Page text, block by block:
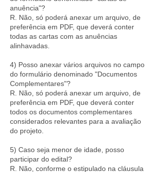
anuência"?
R. Não, só poderá anexar um arquivo, de
preferência em PDF, que deverá conter
todas as cartas com as anuências
alinhavadas.
4) Posso anexar vários arquivos no campo
do formulário denominado "Documentos
Complementares"?
R. Não, só poderá anexar um arquivo, de
preferência em PDF, que deverá conter
todos os documentos complementares
considerados relevantes para a avaliação
do projeto.
5) Caso seja menor de idade, posso
participar do edital?
R. Não, conforme o estipulado na cláusula